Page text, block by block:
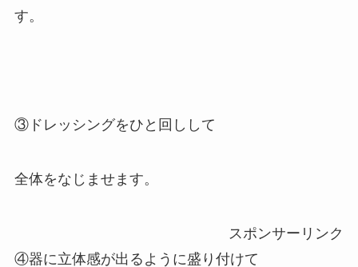
す。
③ドレッシングをひと回しして
全体をなじませます。
スポンサーリンク
④器に立体感が出るように盛り付けて